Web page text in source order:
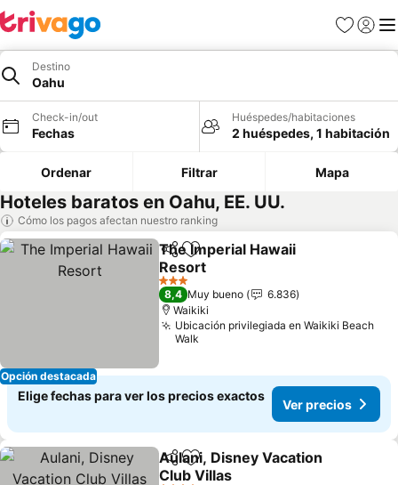
Favoritos
Iniciar
Destino
Oahu
Check-in/out
Fechas
Huéspedes/habitaciones
2 huéspedes, 1 habitación
Ordenar Filtrar Mapa
Hoteles baratos en Oahu, EE. UU.
Cómo los pagos afectan nuestro ranking
Opción destacada
Compartir
Agregar a favoritos
The Imperial Hawaii
Resort
3 Estrellas
8,4 Muy bueno
6.836
Waikiki
Ubicación privilegiada en Waikiki Beach
Walk
Elige fechas para ver los precios exactos
Ver precios
CompartirAgregar a favoritos
Aulani, Disney Vacation
Club Villas